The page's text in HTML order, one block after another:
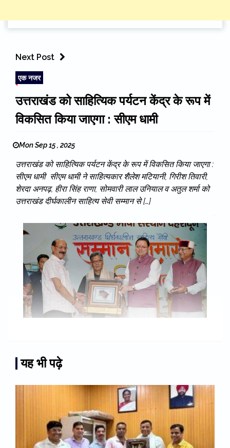
Next Post
एक नजर
उत्तराखंड को साहित्यिक पर्यटन केंद्र के रूप में
विकसित किया जाएगा : सीएम धामी
Mon Sep 15 , 2025
उत्तराखंड को साहित्यिक पर्यटन केंद्र के रूप में विकसित किया जाएगा :
सीएम धामी सीएम धामी ने साहित्यकार शैलेश मटियानी, गिरीश तिवारी,
शेरदा अनपढ़, हीरा सिंह राणा, सोमवारी लाल उनियाल व अतुल शर्मा को
उत्तराखंड दीर्घकालीन साहित्य सेवी सम्मान से […]
यह भी पढ़े